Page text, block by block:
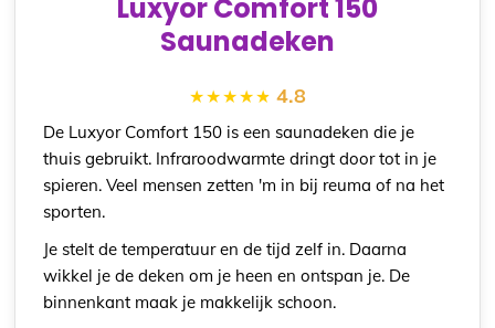
Luxyor Comfort 150
Saunadeken
4.8
De Luxyor Comfort 150 is een saunadeken die je
thuis gebruikt. Infraroodwarmte dringt door tot in je
spieren. Veel mensen zetten 'm in bij reuma of na het
sporten.
Je stelt de temperatuur en de tijd zelf in. Daarna
wikkel je de deken om je heen en ontspan je. De
binnenkant maak je makkelijk schoon.